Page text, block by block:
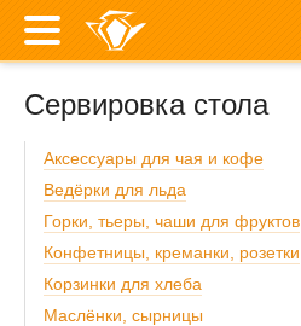
Сервировка стола
Аксессуары для чая и кофе
Ведёрки для льда
Горки, тьеры, чаши для фруктов
Конфетницы, креманки, розетки
Корзинки для хлеба
Маслёнки, сырницы